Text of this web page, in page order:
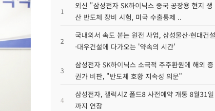
1
외신 "삼성전자 SK하이닉스 중국 공장용 현지 생
산 반도체 장비 시험, 미국 수출통제 ..
2
국내외서 속도 붙는 원전 사업, 삼성물산·현대건설
·대우건설에 다가오는 '약속의 시간'
3
삼성전자 SK하이닉스 소극적 주주환원에 해외 증
권가 비판, "반도체 호황 지속성 의문"
4
삼성전자, 갤럭시Z 폴드8 사전예약 개통 8월31일
까지 연장